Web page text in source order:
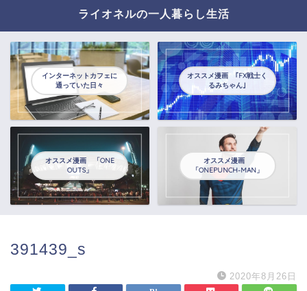
ライオネルの一人暮らし生活
インターネットカフェに
通っていた日々
オススメ漫画 ｢FX戦士く
るみちゃん｣
オススメ漫画 「ONE
OUTS」
オススメ漫画
「ONEPUNCH-MAN」
391439_s
2020年8月26日